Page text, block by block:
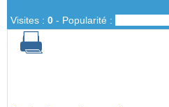
Visites : 0 - Popularité :